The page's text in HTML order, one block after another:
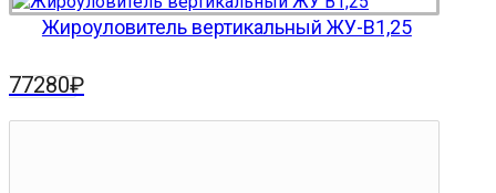
Жироуловитель вертикальный ЖУ-В1,25
77280₽